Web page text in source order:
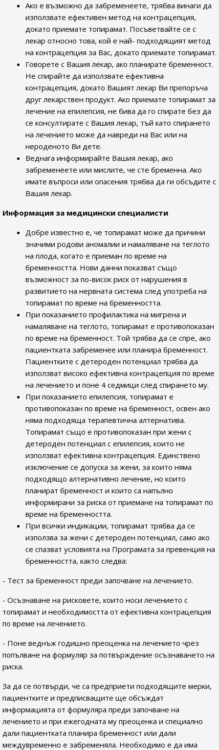
Ако е възможно да забременеете, трябва винаги да
използвате ефективен метод на контрацепция,
докато приемате топирамат. Посъветвайте се с
лекар относно това, кой е най- подходящият метод
на контрацепция за Вас, докато приемате топирамат.
Говорете с Вашия лекар, ако планирате бременност.
Не спирайте да използвате ефективна
контрацепция, докато Вашият лекар Ви препоръча
друг лекарствен продукт. Ако приемате топирамат за
лечение на епилепсия, не бива да го спирате без да
се консултирате с Вашия лекар, тъй като спирането
на лечението може да навреди на Вас или на
нероденото Ви дете.
Веднага информирайте Вашия лекар, ако
забременеете или мислите, че сте бременна. Ако
имате въпроси или опасения трябва да ги обсъдите с
Вашия лекар.
Информация за медицински специалисти
Добре известно е, че топирамат може да причини
значими родови аномалии и намаляване на теглото
на плода, когато е приеман по време на
бременността. Нови данни показват също
възможност за по-висок риск от нарушения в
развитието на нервната система след употреба на
топирамат по време на бременността.
При показанието профилактика на мигрена и
намаляване на теглото, топирамат е противопоказан
по време на бременност. Той трябва да се спре, ако
пациентката забременее или планира бременност.
Пациентките с детероден потенциал трябва да
използват високо ефективна контрацепция по време
на лечението и поне 4 седмици след спирането му.
При показанието епилепсия, топирамат е
противопоказан по време на бременност, освен ако
няма подходяща терапевтична алтернатива.
Топирамат също е противопоказан при жени с
детероден потенциал с епилепсия, които не
използват ефективна контрацепция. Единствено
изключение се допуска за жени, за които няма
подходящо алтернативно лечение, но които
планират бременност и които са напълно
информирани за риска от приемане на топирамат по
време на бременността.
При всички индикации, топирамат трябва да се
използва за жени с детероден потенциал, само ако
се спазват условията на Програмата за превенция на
бременността, както следва:
- Тест за бременност преди започване на лечението.
- Осъзнаване на рисковете, които носи лечението с
топирамат и необходимостта от ефективна контрацепция
по време на лечението.
- Поне веднъж годишно преоценка на лечението чрез
попълване на формуляр за потвърждение осъзнаването на
риска.
За да се потвърди, че са предприети подходящите мерки,
пациентките и предписващите ще обсъждат
информацията от формуляра преди започване на
лечението и при ежегодната му преоценка и специално
дали пациентката планира бременност или дали
междувременно е забременяла. Необходимо е да има